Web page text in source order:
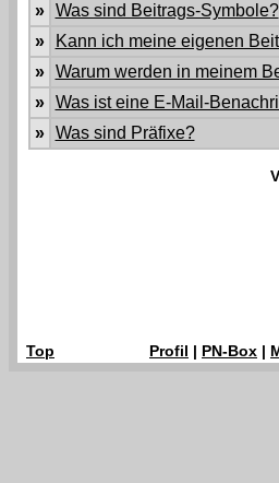
»
Was sind Beitrags-Symbole?
»
Kann ich meine eigenen
»
Warum werden in meinem
»
Was ist eine E-Mail-
»
Was sind Präfixe?
Top Profil | PN-Box |